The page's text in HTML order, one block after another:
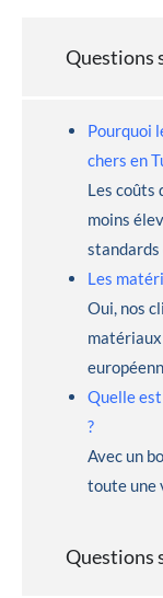
Questions
Pourquoi
chers en
Les coûts
moins
standards
Les
Oui, nos
Quelle
?
Avec un
toute une
Questions